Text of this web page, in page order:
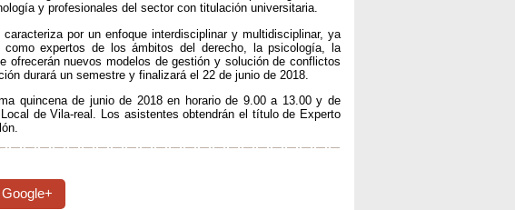
y profesionales del sector con titulación universitaria.
por un enfoque interdisciplinar y multidisciplinar, ya
como expertos de los ámbitos del derecho, la psicología, la
ofrecerán nuevos modelos de gestión y solución de conflictos
durará un semestre y finalizará el 22 de junio de 2018.
quincena de junio de 2018 en horario de 9.00 a 13.00 y de
de Vila-real. Los asistentes obtendrán el título de Experto
Google+